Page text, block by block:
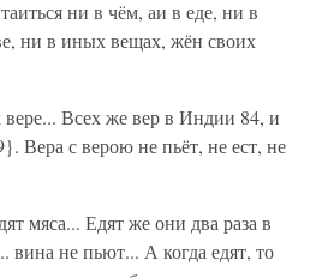
ни в чём, аи в еде, ни в
ни в иных вещах, жён своих
вере... Всех же вер в Индии 84, и
Вера с верою не пьёт, не ест, не
мяса... Едят же они два раза в
вина не пьют... А когда едят, то